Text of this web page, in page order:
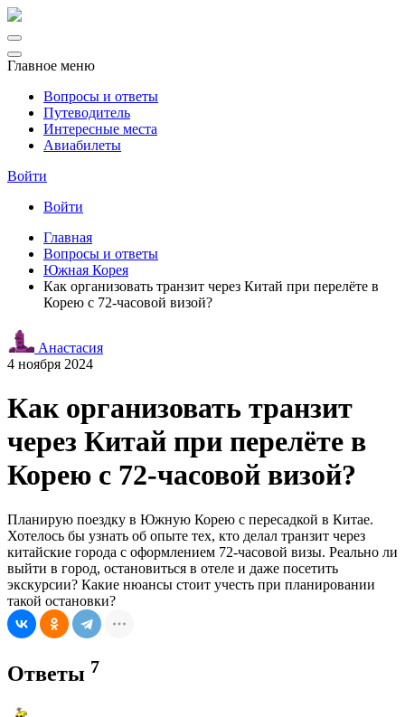
Главное меню
Вопросы и ответы
Путеводитель
Интересные места
Авиабилеты
Войти
Войти
Главная
Вопросы и ответы
Южная Корея
Как организовать транзит через Китай при перелёте в
Корею с 72-часовой визой?
Анастасия
4 ноября 2024
Как организовать транзит
через Китай при перелёте в
Корею с 72-часовой визой?
Планирую поездку в Южную Корею с пересадкой в Китае.
Хотелось бы узнать об опыте тех, кто делал транзит через
китайские города с оформлением 72-часовой визы. Реально ли
выйти в город, остановиться в отеле и даже посетить
экскурсии? Какие нюансы стоит учесть при планировании
такой остановки?
Ответы 7